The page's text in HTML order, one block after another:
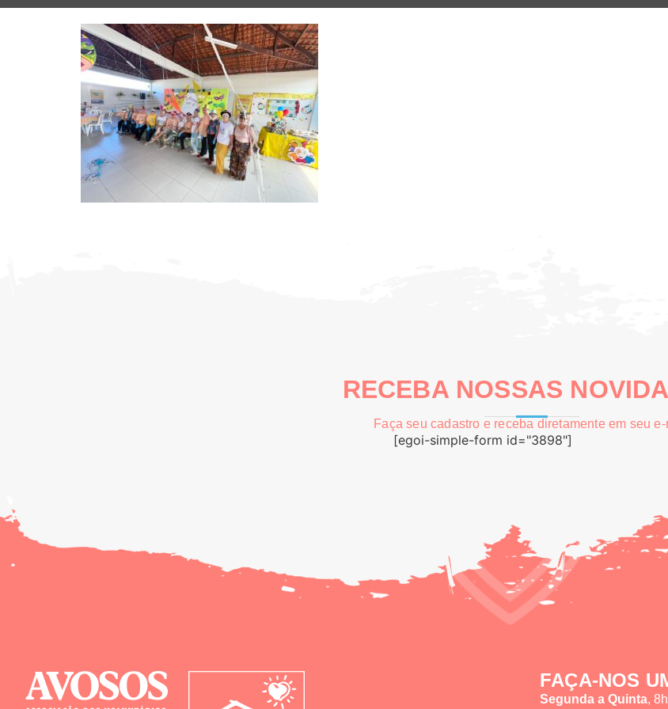
RECEBA NOSSAS
Faça seu cadastro e receba diretamente em seu e-
[egoi-simple-form id="3898"]
FAÇA-NOS
Segunda a Quinta,